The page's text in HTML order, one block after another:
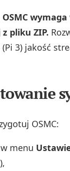
pliku ZIP.
(Pi 3) jakość
OSMC:
menu